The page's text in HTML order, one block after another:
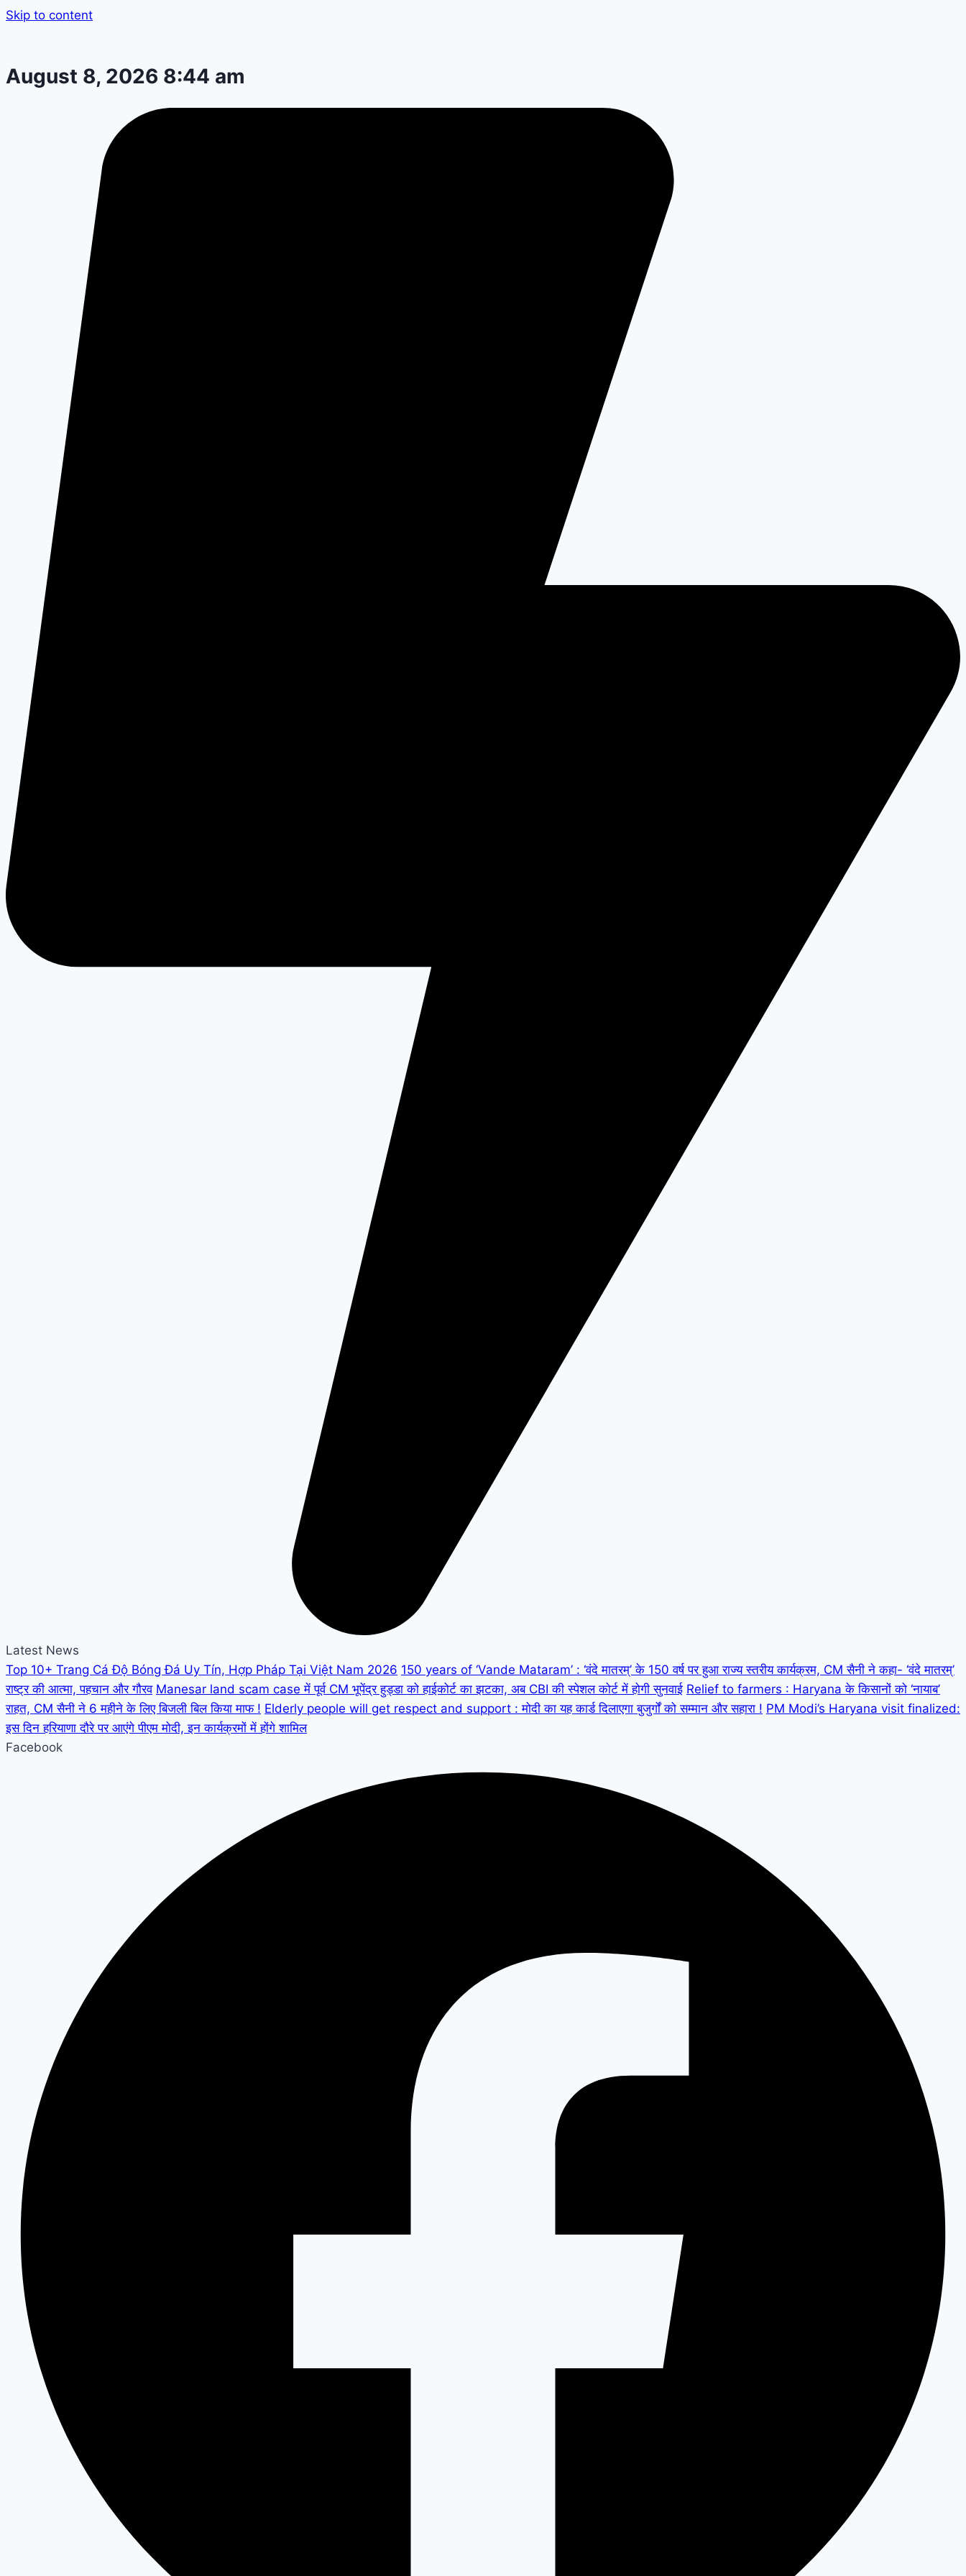
Skip to content
August 8, 2026 8:44 am
Latest News
Top 10+ Trang Cá Độ Bóng Đá Uy Tín, Hợp Pháp Tại Việt Nam 2026 150 years of ‘Vande Mataram’ : ‘वंदे मातरम्’ के 150 वर्ष पर हुआ राज्य स्तरीय कार्यक्रम, CM सैनी ने कहा- ‘वंदे मातरम्’
राष्ट्र की आत्मा, पहचान और गौरव Manesar land scam case में पूर्व CM भूपेंद्र हुड्डा को हाईकोर्ट का झटका, अब CBI की स्पेशल कोर्ट में होगी सुनवाई Relief to farmers : Haryana के किसानों को ‘नायाब’
राहत, CM सैनी ने 6 महीने के लिए बिजली बिल किया माफ ! Elderly people will get respect and support : मोदी का यह कार्ड दिलाएगा बुजुर्गों को सम्मान और सहारा ! PM Modi’s Haryana visit finalized:
इस दिन हरियाणा दौरे पर आएंगे पीएम मोदी, इन कार्यक्रमों में होंगे शामिल
Facebook